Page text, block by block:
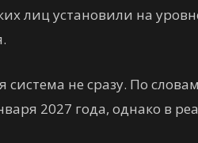
лиц установили на
система не сразу. По
2027 года, однако в